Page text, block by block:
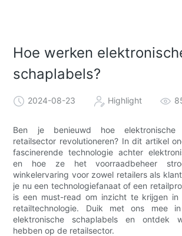
Hoe werken
schaplabels?
2024-08-23 Highlight
Ben je benieuwd hoe elektronische
retailsector revolutioneren? In dit artikel
fascinerende technologie achter
en hoe ze het voorraadbeheer
winkelervaring voor zowel retailers als
je nu een technologiefanaat of een
is een must-read om inzicht te krijgen
retailtechnologie. Duik met ons mee
elektronische schaplabels en ontdek
hebben op de retailsector.